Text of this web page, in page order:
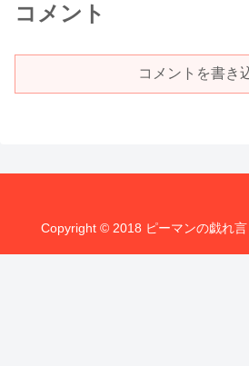
コメント
コメントを書き
Copyright © 2018 ピーマンの戯れ